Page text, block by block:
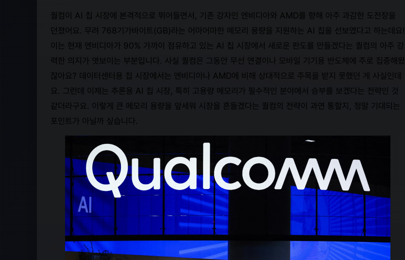
퀄컴이 AI 칩 시장에 본격적으로 뛰어들면서, 기존 강자인 엔비디아와 AMD를 향해 아주 과감한 도전장을
던졌어요. 무려 768기가바이트(GB)라는 어마어마한 메모리 용량을 지원하는 AI 칩을 선보였다고 하는데요!
이는 현재 엔비디아가 90% 가까이 점유하고 있는 AI 칩 시장에서 새로운 판도를 만들겠다는 퀄컴의 아주 강
력한 의지가 엿보이는 부분입니다. 사실 퀄컴은 그동안 무선 연결이나 모바일 기기용 반도체에 주로 집중해왔
잖아요? 데이터센터용 칩 시장에서는 엔비디아나 AMD에 비해 상대적으로 주목을 받지 못했던 게 사실인데
요. 그런데 이제는 추론용 AI 칩 시장, 특히 고용량 메모리가 필수적인 분야에서 승부를 보겠다는 전략인 것
같더라구요. 이렇게 큰 메모리 용량을 앞세워 시장을 흔들겠다는 퀄컴의 전략이 과연 통할지, 정말 기대되는
포인트가 아닐까 싶습니다.